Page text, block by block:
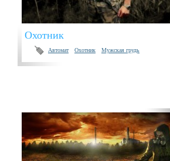
Охотник
Автомат Охотник Мужская грудь